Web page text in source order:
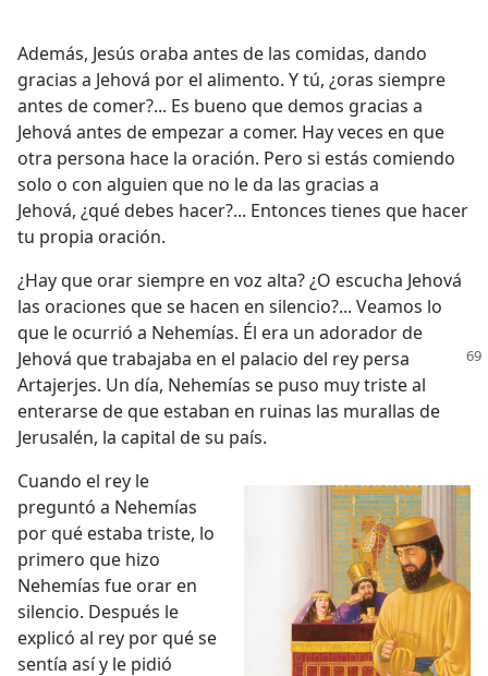
Además, Jesús oraba antes de las comidas, dando
gracias a Jehová por el alimento. Y tú, ¿oras siempre
antes de comer?... Es bueno que demos gracias a
Jehová antes de empezar a comer. Hay veces en que
otra persona hace la oración. Pero si estás comiendo
solo o con alguien que no le da las gracias a
Jehová, ¿qué debes hacer?... Entonces tienes que hacer
tu propia oración.
¿Hay que orar siempre en voz alta? ¿O escucha Jehová
las oraciones que se hacen en silencio?... Veamos lo
que le ocurrió a Nehemías. Él era un adorador de
Jehová que trabajaba en el palacio del rey persa
Artajerjes. Un día, Nehemías se puso muy triste al
enterarse de que estaban en ruinas las murallas de
Jerusalén, la capital de su país.
Cuando el rey le
preguntó a Nehemías
por qué estaba triste, lo
primero que hizo
Nehemías fue orar en
silencio. Después le
explicó al rey por qué se
sentía así y le pidió